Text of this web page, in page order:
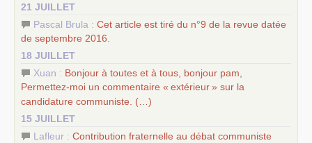
21 JUILLET
Pascal Brula : Cet article est tiré du n°9 de la revue datée
de septembre 2016.
18 JUILLET
Xuan : Bonjour à toutes et à tous, bonjour pam,
Permettez-moi un commentaire « extérieur» sur la
candidature communiste. (…)
15 JUILLET
Lafleur : Contribution fraternelle au débat communiste